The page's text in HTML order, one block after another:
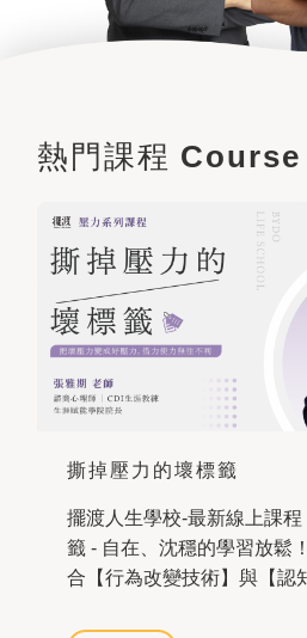
熱門課程 Course
撕掉壓力的壞標籤
擺渡人生學校-最新線上課
籤 - 自在、沈穩的學習放鬆
合【行為改變技術】與【認